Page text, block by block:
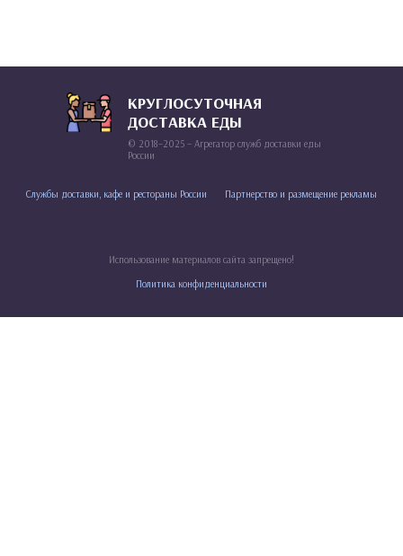
КРУГЛОСУТОЧНАЯ
ДОСТАВКА ЕДЫ
© 2018–2025 – Агрегатор служб доставки еды
России
Службы доставки, кафе и рестораны России Партнерство и размещение рекламы
Использование материалов сайта запрещено!
Политика конфиденциальности